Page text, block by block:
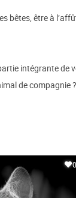
bêtes, être à
intégrante de
de compagnie
0